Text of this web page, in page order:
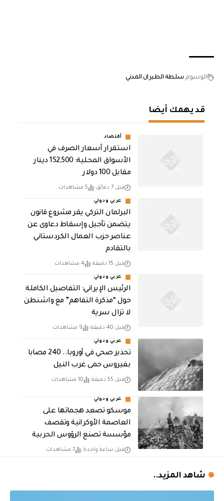
الوسوم سلطة الطيران المدني
قد يهمك أيضا
أقتصاد
استقرار أسعار الصرف في
الأسواق المحلية: 152,500 دينار
مقابل 100 دولار
قبل 7 دقائق 5 مشاهدات
عربي ودولي
البرلمان التركي يقر مشروع قانون
يتضمن تأجيل وإسقاط دعاوى عن
عناصر حزب العمال الكردستاني
بالتقادم
قبل 15 دقيقة 4 مشاهدات
عربي ودولي
الرئيس الإيراني: التفاصيل الكاملة
حول “مذكرة التفاهم” مع واشنطن
لا تزال سرية
قبل 40 دقيقة 9 مشاهدات
عربي ودولي
تحذير صحي في أوروبا.. 240 مصابا
بفيروس حمى غرب النيل
قبل 55 دقيقة 10 مشاهدات
عربي ودولي
موسكو تصعد هجماتها على
العاصمة الأوكرانية وتقصف
مؤسسة تصنع الرؤوس الحربية
قبل ساعة واحدة 7 مشاهدات
شاهد المزيد..